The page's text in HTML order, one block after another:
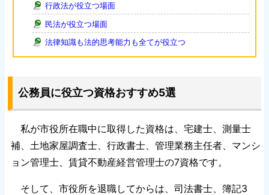
行政法が役立つ場面
民法が役立つ場面
法律知識も法的思考能力も全てが役立つ
公務員に役立つ資格おすすめ5選
私が市役所在職中に取得した資格は、宅建士、測量士
補、土地家屋調査士、行政書士、管理業務主任者、マンシ
ョン管理士、賃貸不動産経営管理士の7資格です。
そして、市役所を退職してからは、司法書士、簿記3